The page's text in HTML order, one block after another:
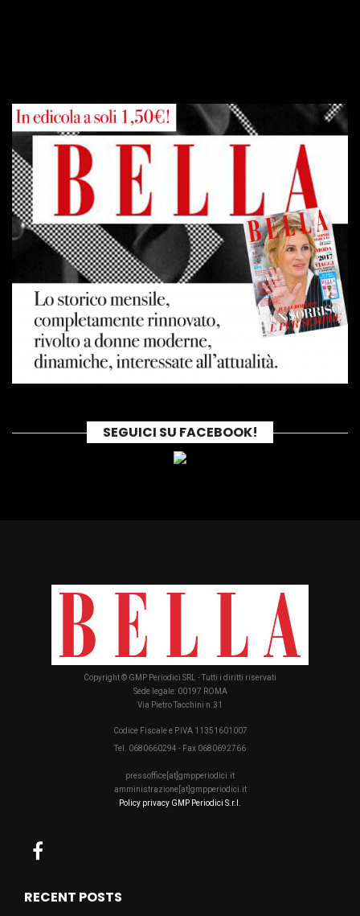
SEGUICI SU FACEBOOK!
Copyright © GMP Periodici SRL - Tutti i diritti riservati
Sede legale: 00197 ROMA
Via Pietro Tacchini n.31
Codice Fiscale e P.IVA 11351601007
Tel. 0680660294 - Fax 0680692766
pressoffice[at]gmpperiodici.it
amministrazione[at]gmpperiodici.it
Policy privacy GMP Periodici S.r.l.
RECENT POSTS